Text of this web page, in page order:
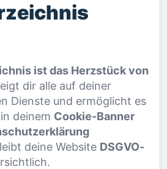
ist das Herzstück von
dir alle auf deiner
Dienste und ermöglicht es
deinem Cookie-Banner
deine Website DSGVO-